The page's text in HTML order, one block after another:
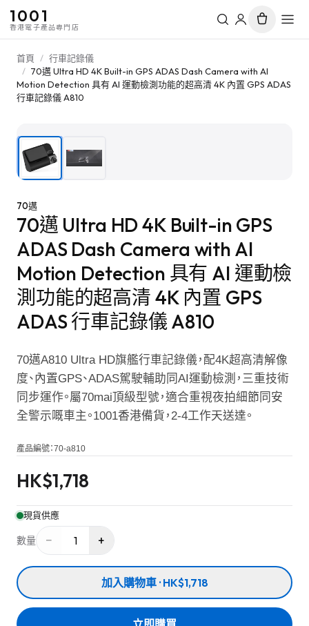
1001
香港電子產品專門店
首頁 / 行車記錄儀
/ 70邁 Ultra HD 4K Built-in GPS ADAS Dash Camera with AI
Motion Detection 具有 AI 運動檢測功能的超高清 4K 內置 GPS ADAS
行車記錄儀 A810
70邁
70邁 Ultra HD 4K Built-in GPS
ADAS Dash Camera with AI
Motion Detection 具有 AI 運動檢
測功能的超高清 4K 內置 GPS
ADAS 行車記錄儀 A810
70邁A810 Ultra HD旗艦行車記錄儀，配4K超高清解像
度、內置GPS、ADAS駕駛輔助同AI運動檢測，三重技術
同步運作。屬70mai頂級型號，適合重視夜拍細節同安
全警示嘅車主。1001香港備貨，2-4工作天送達。
產品編號：70-a810
HK$1,718
現貨供應
數量 − 1 +
加入購物車 · HK$1,718